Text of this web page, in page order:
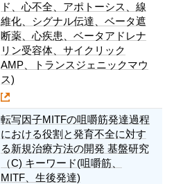
ド、心不全、アポトーシス、線
維化、シグナル伝達、ベータ遮
断薬、心疾患、ベータアドレナ
リン受容体、サイクリック
AMP、トランスジェニックマウ
ス)
転写因子MITFの咀嚼筋発達過程
における役割と発育不全に対す
る新規治療方法の開発 基盤研究
（C) キーワード(咀嚼筋、
MITF、生後発達)